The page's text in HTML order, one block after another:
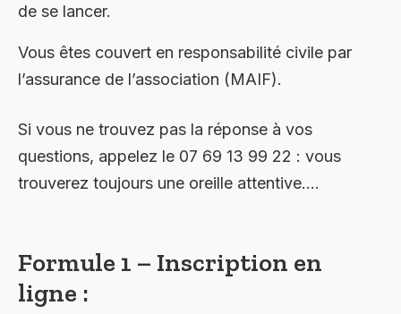
de se lancer.
Vous êtes couvert en responsabilité civile par
l’assurance de l’association (MAIF).
Si vous ne trouvez pas la réponse à vos
questions, appelez le 07 69 13 99 22 : vous
trouverez toujours une oreille attentive….
Formule 1 – Inscription en
ligne :